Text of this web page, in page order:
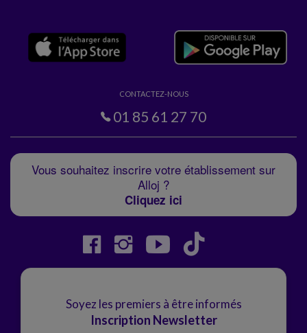
CONTACTEZ-NOUS
01 85 61 27 70
Vous souhaitez inscrire votre établissement sur
Alloj ?
Cliquez ici
Soyez les premiers à être informés
Inscription Newsletter